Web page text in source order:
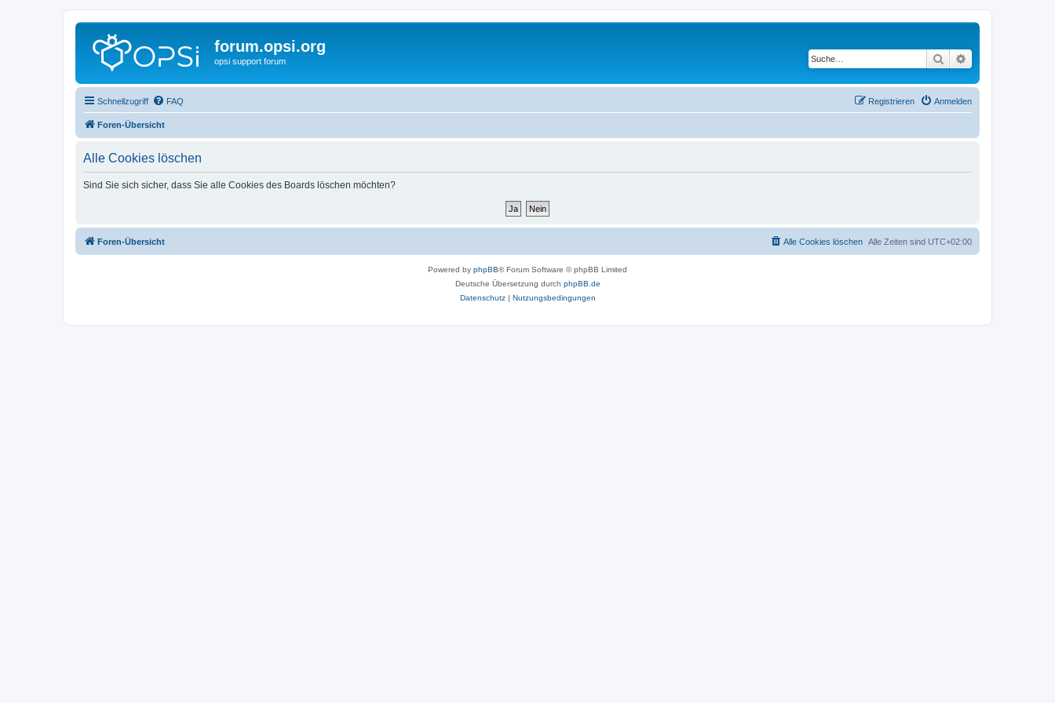
forum.opsi.org
opsi support forum Suche
Schnellzugriff FAQ Anmelden
Registrieren
Foren-Übersicht
Alle Cookies löschen
Sind Sie sich sicher, dass Sie alle Cookies des Boards löschen möchten?
Foren-Übersicht Alle Zeiten sind UTC+02:00
Alle Cookies löschen
Powered by phpBB® Forum Software © phpBB Limited
Deutsche Übersetzung durch phpBB.de
Datenschutz| Nutzungsbedingungen